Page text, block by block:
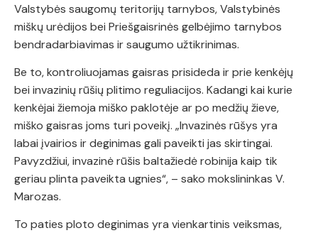
Valstybės saugomų teritorijų tarnybos, Valstybinės
miškų urėdijos bei Priešgaisrinės gelbėjimo tarnybos
bendradarbiavimas ir saugumo užtikrinimas.
Be to, kontroliuojamas gaisras prisideda ir prie kenkėjų
bei invazinių rūšių plitimo reguliacijos. Kadangi kai kurie
kenkėjai žiemoja miško paklotėje ar po medžių žieve,
miško gaisras joms turi poveikį. „Invazinės rūšys yra
labai įvairios ir deginimas gali paveikti jas skirtingai.
Pavyzdžiui, invazinė rūšis baltažiedė robinija kaip tik
geriau plinta paveikta ugnies“, – sako mokslininkas V.
Marozas.
To paties ploto deginimas yra vienkartinis veiksmas,